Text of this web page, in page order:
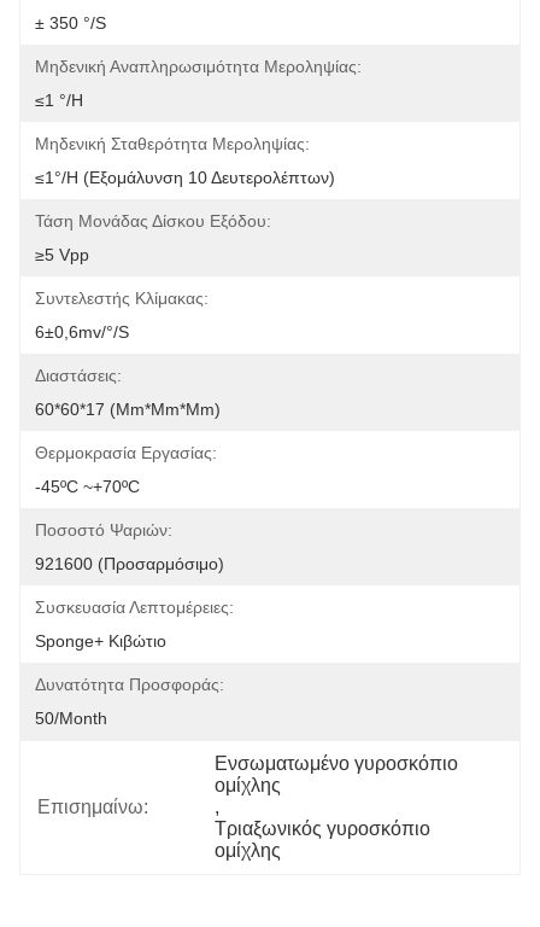
± 350 °/s
Μηδενική Αναπληρωσιμότητα Μεροληψίας:
≤1 °/h
Μηδενική Σταθερότητα Μεροληψίας:
≤1°/h (εξομάλυνση 10 Δευτερολέπτων)
Τάση Μονάδας Δίσκου Εξόδου:
≥5 Vpp
Συντελεστής Κλίμακας:
6±0,6mv/°/s
Διαστάσεις:
60*60*17 (mm*mm*mm)
Θερμοκρασία Εργασίας:
-45ºC ~+70ºC
Ποσοστό Ψαριών:
921600 (προσαρμόσιμο)
Συσκευασία Λεπτομέρειες:
Sponge+ Κιβώτιο
Δυνατότητα Προσφοράς:
50/month
Επισημαίνω:
Ενσωματωμένο γυροσκόπιο
ομίχλης
,
Τριαξωνικός γυροσκόπιο
ομίχλης